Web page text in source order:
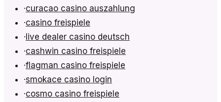
·curacao casino auszahlung
·casino freispiele
·live dealer casino deutsch
·cashwin casino freispiele
·flagman casino freispiele
·smokace casino login
·cosmo casino freispiele